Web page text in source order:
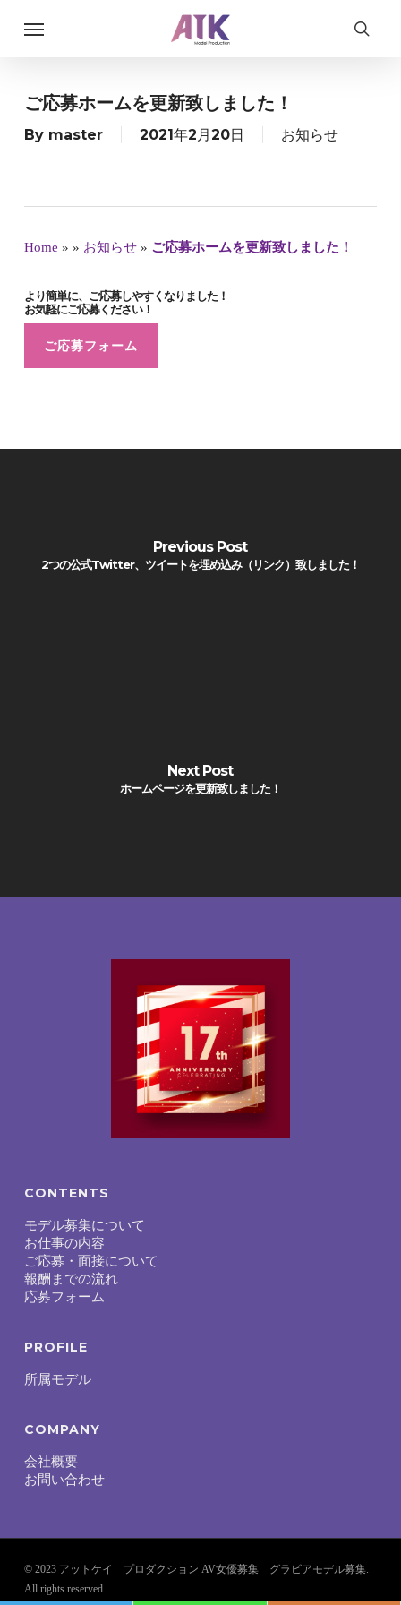
Menu
ご応募ホームを更新致しました！
By master 2021年2月20日 お知らせ
Home » » お知らせ» ご応募ホームを更新致しました！
より簡単に、ご応募しやすくなりました！
お気軽にご応募ください！
ご応募フォーム
Previous Post
2つの公式Twitter、ツイートを埋め込み（リンク）致しました！
Next Post
ホームページを更新致しました！
CONTENTS
モデル募集について
お仕事の内容
ご応募・面接について
報酬までの流れ
応募フォーム
PROFILE
所属モデル
COMPANY
会社概要
お問い合わせ
© 2023 アットケイ プロダクション AV女優募集 グラビアモデル募集.
All rights reserved.